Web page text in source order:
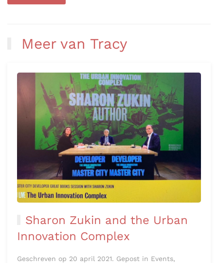
Meer van Tracy
Sharon Zukin and the Urban
Innovation Complex
Geschreven op 20 april 2021. Gepost in Events,